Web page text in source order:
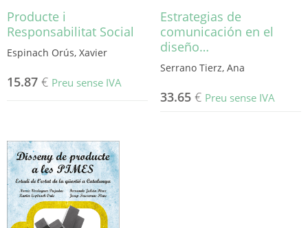
Producte i
Responsabilitat Social
Espinach Orús, Xavier
15.87 € Preu sense IVA
Estrategias de
comunicación en el
diseño…
Serrano Tierz, Ana
33.65 € Preu sense IVA